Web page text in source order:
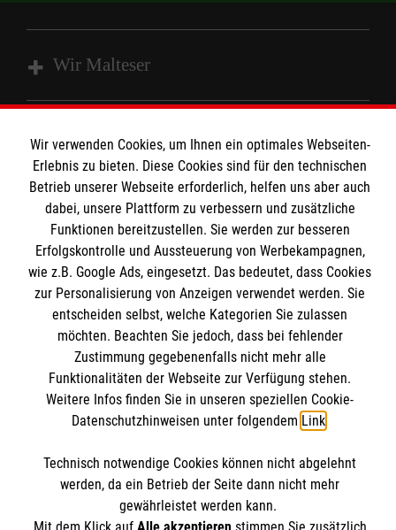
Wir Malteser
Angebote und Leistungen
Unsere Kurse
Mitwirken
Ansprechpartner
Standorte
Informationen
Kontakt
Impressum
Datenschutz
Barrierefreiheit
Medizinproduktesicherheit
Netiquette
Malteser online
Malteser bundesweit
Malteser im Bistum Mainz
Malteserorden
Malteser Jugend
Spendenkonto
Empfänger: Malteser Hilfsdienst e.V.
IBAN: DE53 3706 0193 4004 3550 11
BIC: GENODED1PAX
Soziale Netzwerke
Wir verwenden Cookies, um Ihnen ein optimales Webseiten-
Erlebnis zu bieten. Diese Cookies sind für den technischen
Betrieb unserer Webseite erforderlich, helfen uns aber auch
dabei, unsere Plattform zu verbessern und zusätzliche
Funktionen bereitzustellen. Sie werden zur besseren
Erfolgskontrolle und Aussteuerung von Werbekampagnen,
wie z.B. Google Ads, eingesetzt. Das bedeutet, dass Cookies
zur Personalisierung von Anzeigen verwendet werden. Sie
entscheiden selbst, welche Kategorien Sie zulassen
möchten. Beachten Sie jedoch, dass bei fehlender
Zustimmung gegebenenfalls nicht mehr alle
Funktionalitäten der Webseite zur Verfügung stehen.
Weitere Infos finden Sie in unseren speziellen Cookie-
Datenschutzhinweisen unter folgendem Link.
Technisch notwendige Cookies können nicht abgelehnt
werden, da ein Betrieb der Seite dann nicht mehr
gewährleistet werden kann.